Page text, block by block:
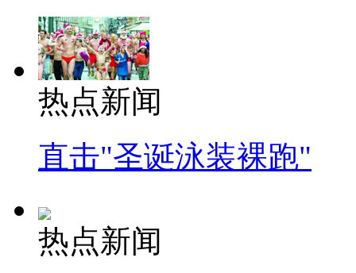
热点新闻
直击"圣诞泳装裸跑"
热点新闻